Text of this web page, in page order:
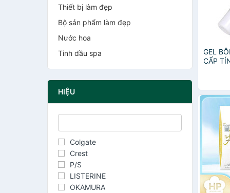
Thiết bị làm đẹp
Bộ sản phẩm làm đẹp
Nước hoa
Tinh dầu spa
HIỆU
Colgate
Crest
P/S
LISTERINE
OKAMURA
GEL
CẤP